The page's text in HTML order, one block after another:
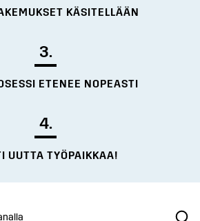
KÄSITELLÄÄN
3.
ETENEE NOPEASTI
4.
UUTTA TYÖPAIKKAA!